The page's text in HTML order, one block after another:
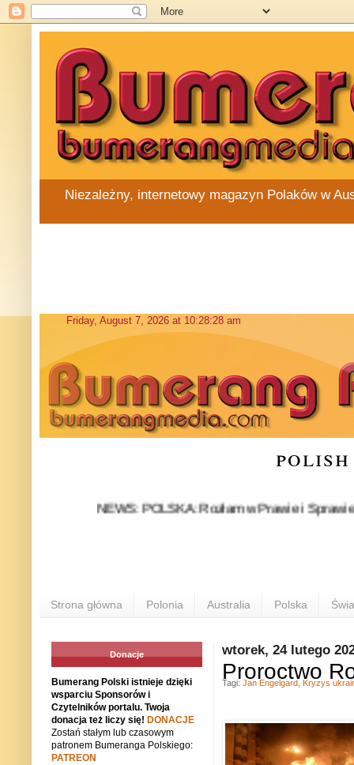
Niezależny, internetowy magazyn Polaków w
NEWS: POLSKA: Rozłam w Prawie i
Strona główna Polonia Australia Polska
wtorek, 24 lutego
Proroctwo
Tagi: Jan Engelgard Kryzys
Donacje
Bumerang Polski istnieje dzięki
wsparciu Sponsorów i
Czytelników portalu. Twoja
donacja też liczy się! DONACJE
Zostań stałym lub czasowym
patronem Bumeranga Polskiego:
PATREON